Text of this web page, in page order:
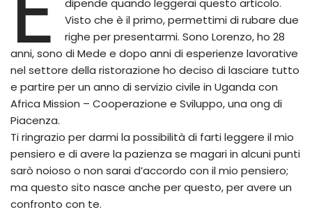
dipende quando leggerai questo articolo.
Visto che è il primo, permettimi di rubare due
righe per presentarmi. Sono Lorenzo, ho 28
anni, sono di Mede e dopo anni di esperienze lavorative
nel settore della ristorazione ho deciso di lasciare tutto
e partire per un anno di servizio civile in Uganda con
Africa Mission – Cooperazione e Sviluppo, una ong di
Piacenza.
Ti ringrazio per darmi la possibilità di farti leggere il mio
pensiero e di avere la pazienza se magari in alcuni punti
sarò noioso o non sarai d’accordo con il mio pensiero;
ma questo sito nasce anche per questo, per avere un
confronto con te.